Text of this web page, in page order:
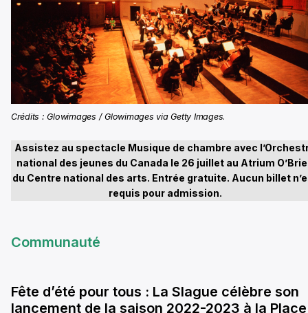
Crédits : Glowimages / Glowimages via Getty Images.
Assistez au spectacle Musique de chambre avec
national des jeunes du Canada le 26 juillet au Atrium
du Centre national des arts. Entrée gratuite. Aucun billet
requis pour admission.
Communauté
Fête d’été pour tous : La Slague célèbre son
lancement de la saison 2022-2023 à la Place